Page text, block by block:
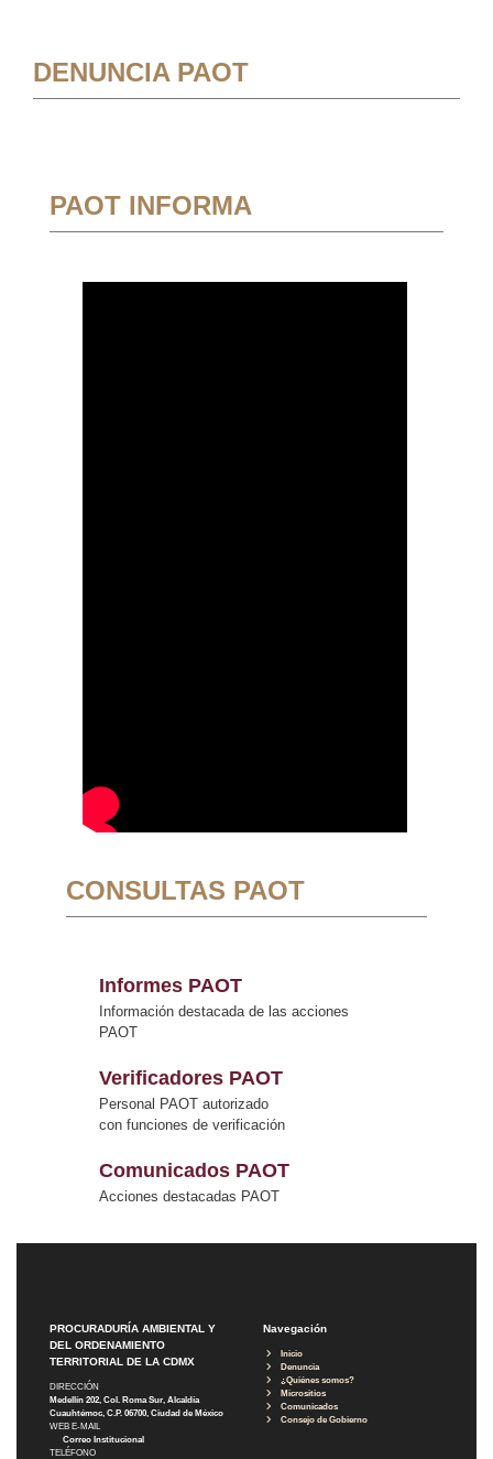
DENUNCIA PAOT
PAOT INFORMA
CONSULTAS PAOT
Informes PAOT
Información destacada de las acciones
PAOT
Verificadores PAOT
Personal PAOT autorizado
con funciones de verificación
Comunicados PAOT
Acciones destacadas PAOT
PROCURADURÍA AMBIENTAL Y
DEL ORDENAMIENTO
TERRITORIAL DE LA CDMX
DIRECCIÓN
Medellín 202, Col. Roma Sur, Alcaldía
Cuauhtémoc, C.P. 06700, Ciudad de México
WEB E-MAIL
Correo Institucional
TELÉFONO
Navegación
Inicio
Denuncia
¿Quiénes somos?
Micrositios
Comunicados
Consejo de Gobierno